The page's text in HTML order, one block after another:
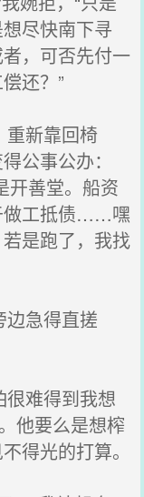
尽快南下寻
，可否先付一
还？”
新靠回椅
公事公办：
开善堂。船资
做工抵债……嘿
是跑了，我找
急得直搓
难得到我想
他要么是想榨
得光的打算。